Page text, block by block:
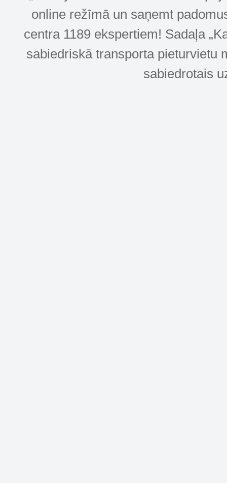
online režīmā un saņemt
centra 1189 ekspertiem! Sadaļa
sabiedriskā transporta pieturvietu
sabiedrotais